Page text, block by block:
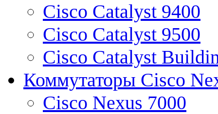
Cisco Catalyst 9400
Cisco Catalyst 9500
Cisco Catalyst
Коммутаторы Cisco
Cisco Nexus 7000